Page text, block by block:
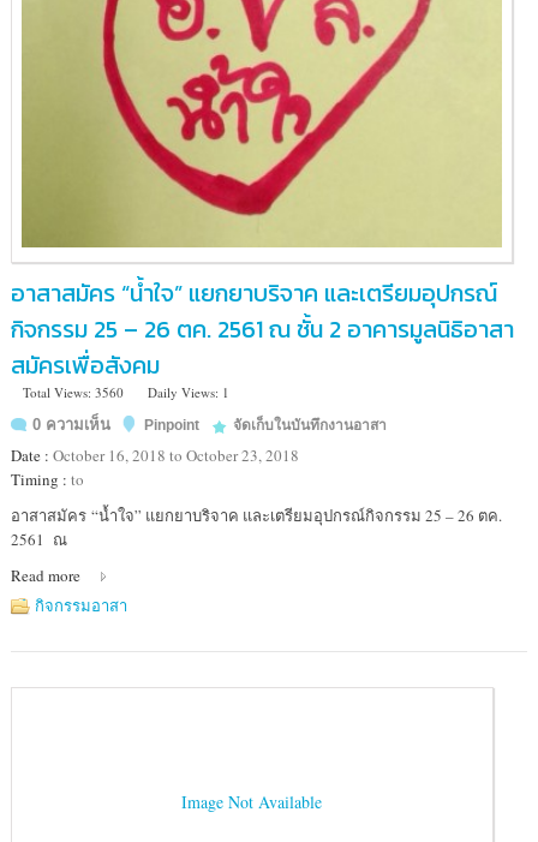
อาสาสมัคร “น้ำใจ” แยกยาบริจาค และเตรียมอุปกรณ์
กิจกรรม 25 – 26 ตค. 2561 ณ ชั้น 2 อาคารมูลนิธิอาสา
สมัครเพื่อสังคม
Total Views: 3560
Daily Views: 1
0 ความเห็น
Pinpoint จัดเก็บในบันทึกงานอาสา
Date : October 16, 2018 to October 23, 2018
Timing : to
Location
:
2
อาคาร
อาสา
อาสาสมัคร “น้ำใจ” แยกยาบริจาค และเตรียมอุปกรณ์กิจกรรม 25 – 26 ตค.
2561 ณ
Read more
กิจกรรมอาสา
Image Not Available